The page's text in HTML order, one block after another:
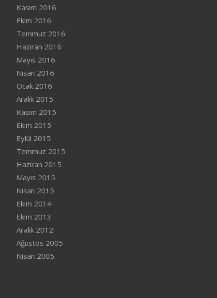
Kasım 2016
Ekim 2016
Temmuz 2016
Haziran 2016
Mayıs 2016
Nisan 2016
Ocak 2016
Aralık 2015
Kasım 2015
Ekim 2015
Eylül 2015
Temmuz 2015
Haziran 2015
Mayıs 2015
Nisan 2015
Ekim 2014
Ekim 2013
Aralık 2012
Ağustos 2005
Nisan 2005